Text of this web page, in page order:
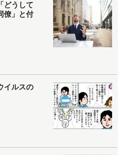
どうして
僚」と付
イルスの